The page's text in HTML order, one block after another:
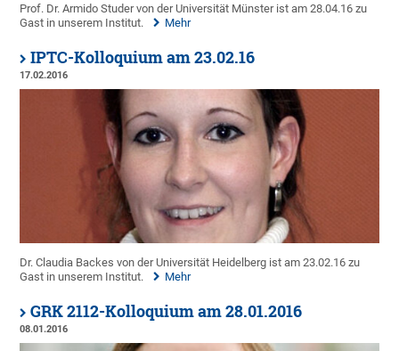
Prof. Dr. Armido Studer von der Universität Münster ist am 28.04.16 zu
Gast in unserem Institut.
Mehr
IPTC-Kolloquium am 23.02.16
17.02.2016
Dr. Claudia Backes von der Universität Heidelberg ist am 23.02.16 zu
Gast in unserem Institut.
Mehr
GRK 2112-Kolloquium am 28.01.2016
08.01.2016